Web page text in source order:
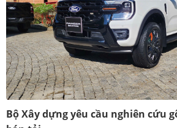
Bộ Xây dựng yêu cầu nghiên cứu